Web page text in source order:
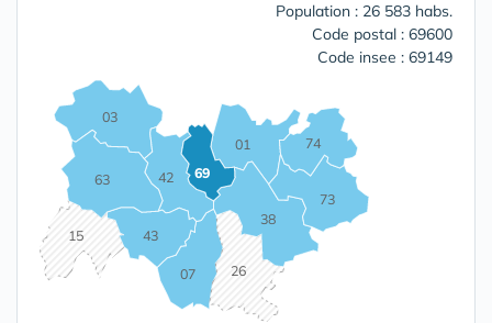
Population : 26 583 habs.
Code postal : 69600
Code insee : 69149
01
03
07
15
26
38
42
43
63
69
73
74